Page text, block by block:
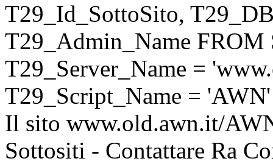
T29_Id_SottoSito,
T29_Admin_Name
T29_Server_Name =
T29_Script_Name = 'AWN'
Il sito www.old.awn.it/
Sottositi - Contattare Ra